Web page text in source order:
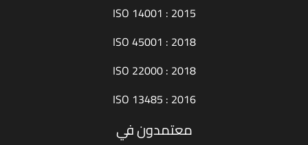
ISO 14001 : 2015
ISO 45001 : 2018
ISO 22000 : 2018
ISO 13485 : 2016
معتمدون في